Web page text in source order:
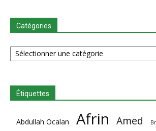
Catégories
Catégories
Étiquettes
Abdullah Ocalan Afrin Amed